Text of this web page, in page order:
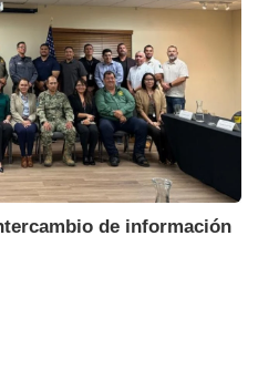
de información